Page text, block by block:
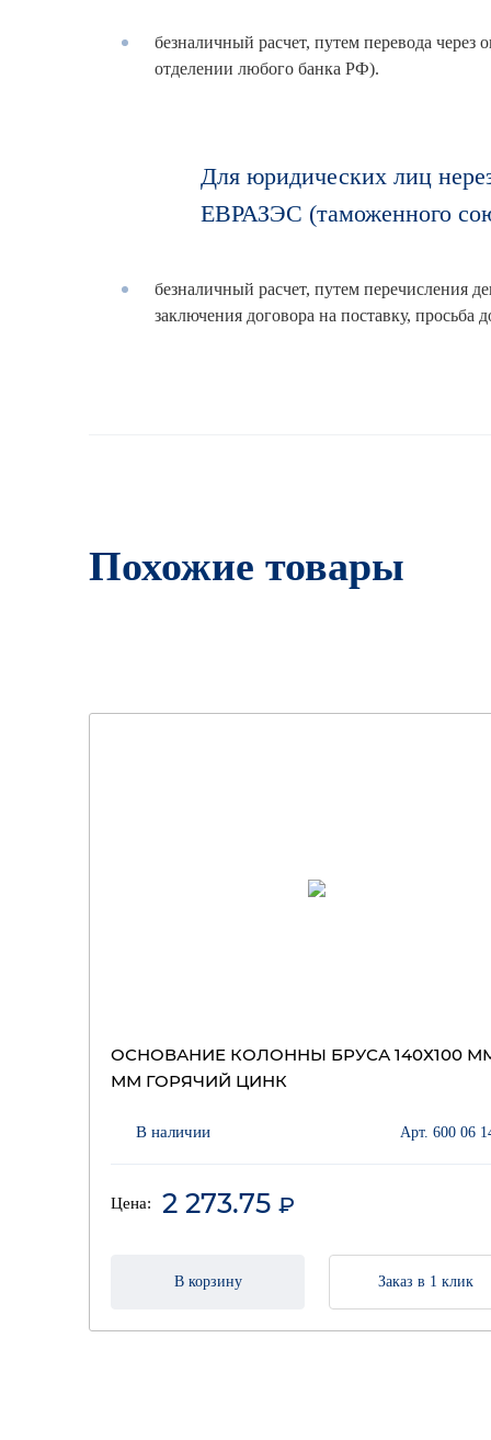
безналичный расчет, путем перевода
отделении любого банка РФ).
Для юридических лиц
ЕВРАЗЭС (таможенного
безналичный расчет, путем перечисления
заключения договора на поставку,
Похожие товары
ОСНОВАНИЕ КОЛОННЫ БРУСА 140Х100
ММ ГОРЯЧИЙ ЦИНК
В наличии Арт. 600 06
Цена: 2 273.75 ₽
В корзину Заказ в 1 клик